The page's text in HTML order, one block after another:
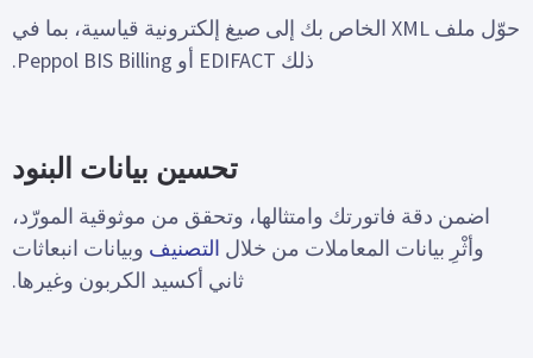
حوّل ملف XML الخاص بك إلى صيغ إلكترونية قياسية، بما في
ذلك EDIFACT أو Peppol BIS Billing.
تحسين بيانات البنود
اضمن دقة فاتورتك وامتثالها، وتحقق من موثوقية المورّد،
وأثْرِ بيانات المعاملات من خلال التصنيفوبيانات انبعاثات
ثاني أكسيد الكربون وغيرها.